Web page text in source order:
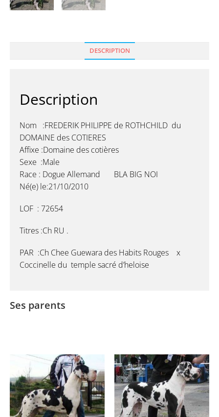
DESCRIPTION
Description
Nom :FREDERIK PHILIPPE de ROTHCHILD du
DOMAINE des COTIERES
Affixe :Domaine des cotières
Sexe :Male
Race : Dogue Allemand BLA BIG NOI
Né(e) le:21/10/2010
LOF : 72654
Titres :Ch RU .
PAR :Ch Chee Guewara des Habits Rouges x
Coccinelle du temple sacré d’heloise
Ses parents